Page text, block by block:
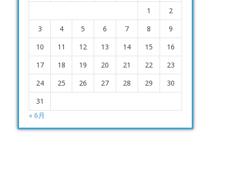
1
2
3
4 5 6 7 8
9
10
11 12 13 14 15
16
17
18 19 20 21 22
23
24
25 26 27 28 29
30
31
« 6月